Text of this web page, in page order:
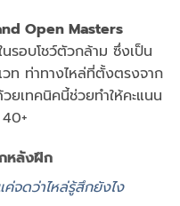
Open Masters
นรอบโชว์ตัวกล้าม ซึ่งเป็น
ท ท่าทางไหล่ที่ตั้งตรงจาก
เทคนิคนี้ช่วยทำให้คะแนน
หลังฝึก
จดว่าไหล่รู้สึกยังไง